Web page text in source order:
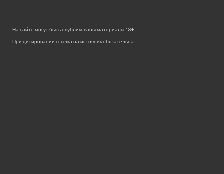
На сайте могут быть опубликованы материалы 18+!
При цитировании ссылка на источник обязательна.